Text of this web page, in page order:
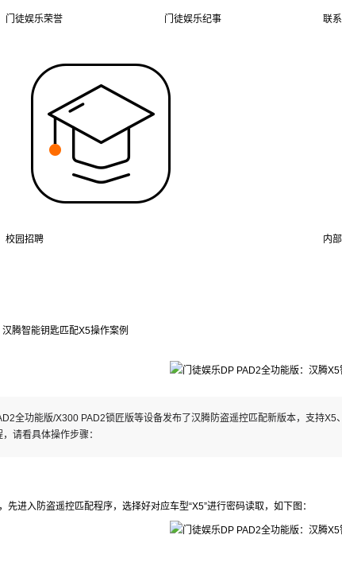
门徒娱乐荣誉 门徒娱乐纪事
联
校园招聘 内
汉腾智能钥匙匹配X5操作案例
全功能版/X300 PAD2锁匠版等设备发布了汉腾防盗遥控匹配新版本，支持
请看具体操作步骤：
先进入防盗遥控匹配程序，选择好对应车型“X5”进行密码读取，如下图：